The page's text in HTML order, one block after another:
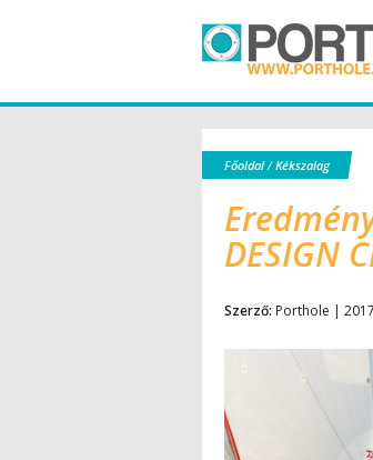
Főoldal/Kékszalag
DESIGN
Szerző: Porthole |